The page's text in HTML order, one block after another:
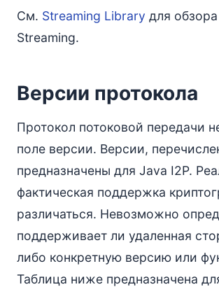
См. Streaming Library для
Streaming.
Версии протокола
Протокол потоковой передачи
поле версии. Версии,
предназначены для Java I2P.
фактическая поддержка
различаться. Невозможно
поддерживает ли удаленная
либо конкретную версию или
Таблица ниже предназначена